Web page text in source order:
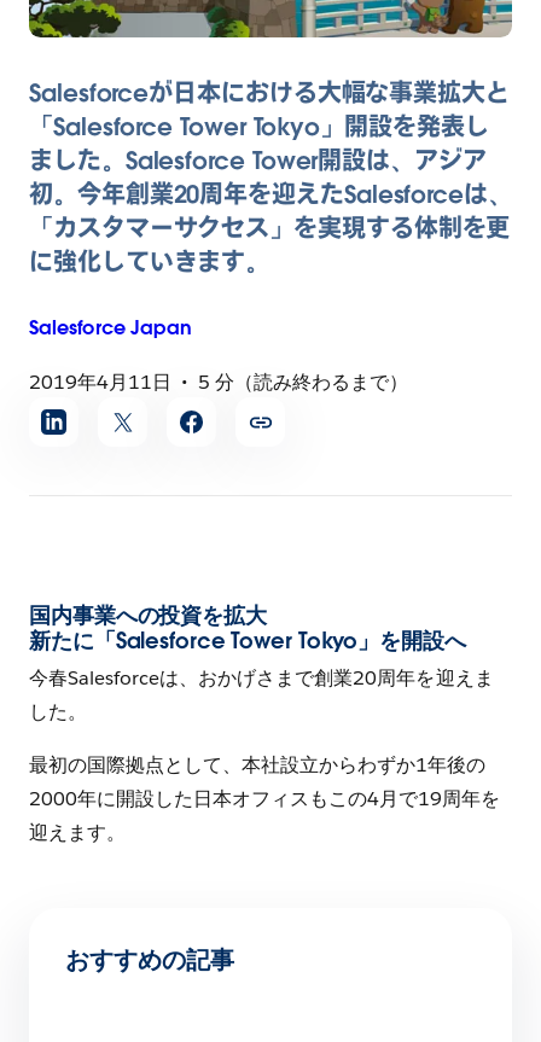
Salesforceが日本における大幅な事業拡大と
「Salesforce Tower Tokyo」開設を発表し
ました。Salesforce Tower開設は、アジア
初。今年創業20周年を迎えたSalesforceは、
「カスタマーサクセス」を実現する体制を更
に強化していきます。
SalesforceJapan
2019年4月11日
5 分（読み終わるまで）
記
事
シ
る
国内事業への投資を拡大
新たに「Salesforce Tower Tokyo」を開設へ
今春Salesforceは、おかげさまで創業20周年を迎えま
した。
最初の国際拠点として、本社設立からわずか1年後の
2000年に開設した日本オフィスもこの4月で19周年を
迎えます。
おすすめの記事